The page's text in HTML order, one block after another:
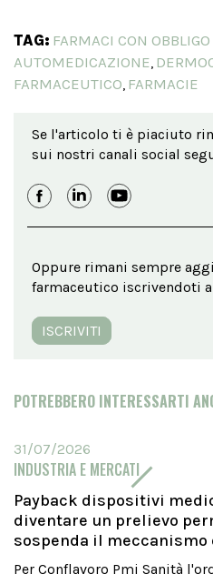
TAG: FARMACI CON
AUTOMEDICAZIONE,
FARMACEUTICO, FARMACIE
Se l'articolo ti è piaciuto
sui nostri canali social
Oppure rimani sempre
farmaceutico iscrivendoti
ISCRIVITI
POTREBBERO INTERESSARTI
31/07/2026
INDUSTRIA E MERCATI
Payback dispositivi
diventare un prelievo
sospenda il meccanismo
Per Conflavoro Pmi Sanità